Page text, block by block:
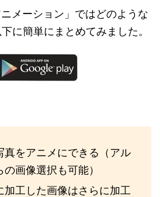
メーション」ではどのような
に簡単にまとめてみました。
真をアニメにできる（アル
画像選択も可能）
加工した画像はさらに加工